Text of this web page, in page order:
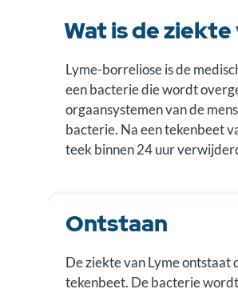
Wat is de ziekte
Lyme-borreliose is de
een bacterie die wordt
orgaansystemen van de
bacterie. Na een tekenbeet
teek binnen 24 uur
Ontstaan
De ziekte van Lyme
tekenbeet. De bacterie